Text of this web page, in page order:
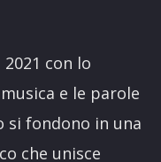
con lo
e le parole
si fondono in una
che unisce